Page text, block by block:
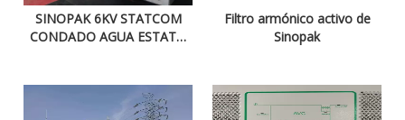
SINOPAK 6KV STATCOM
CONDADO AGUA ESTATO
Filtro armónico activo de
Sinopak